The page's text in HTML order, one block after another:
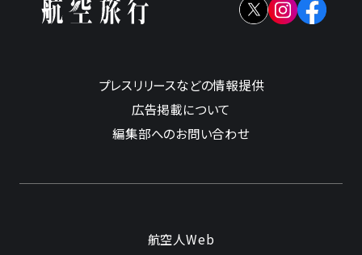
プレスリリースなどの情報提供
広告掲載について
編集部へのお問い合わせ
航空人Web